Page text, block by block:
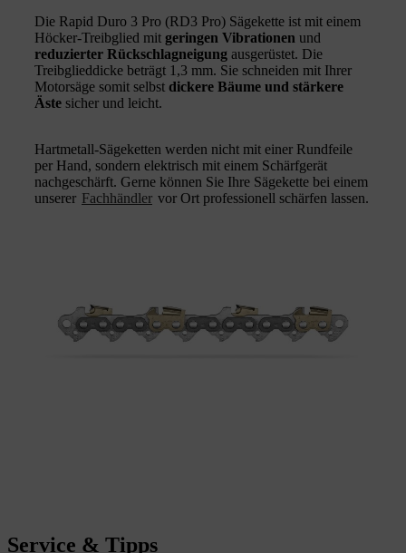
Die Rapid Duro 3 Pro (RD3 Pro) Sägekette ist mit einem
Höcker-Treibglied mit geringen Vibrationen und
reduzierter Rückschlagneigung ausgerüstet. Die
Treibglieddicke beträgt 1,3 mm. Sie schneiden mit Ihrer
Motorsäge somit selbst dickere Bäume und stärkere
Äste sicher und leicht.
Hartmetall-Sägeketten werden nicht mit einer Rundfeile
per Hand, sondern elektrisch mit einem Schärfgerät
nachgeschärft. Gerne können Sie Ihre Sägekette bei einem
unserer Fachhändler vor Ort professionell schärfen lassen.
Service & Tipps